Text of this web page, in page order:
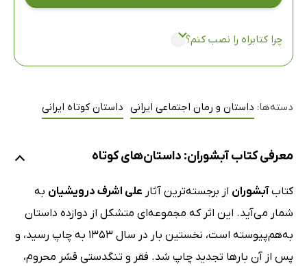
چرا کتابراه را نصب کنم؟
دسته‌ها: داستان و رمان اجتماعی ایرانی داستان کوتاه ایرانی
معرفی کتاب آبشوران: داستان‌های کوتاه
کتابآبشوران از برجسته‌ترین آثار علی‌ اشرف درویشیان به
شمار می‌آید. این اثر که مجموعه‌ای متشکل از دوازده داستان
به‌هم‌پیوسته است، نخستین بار در سال 1353 به چاپ رسید، و
پس از آن بارها تجدید چاپ شد. فقر و تنگدستی قشر محروم،